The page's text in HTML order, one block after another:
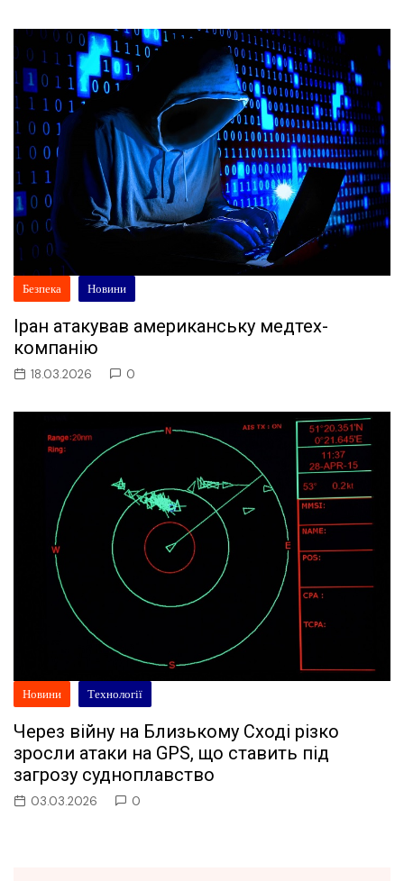
Безпека Новини
Іран атакував американську медтех-
компанію
18.03.2026 0
Новини Технології
Через війну на Близькому Сході різко
зросли атаки на GPS, що ставить під
загрозу судноплавство
03.03.2026 0